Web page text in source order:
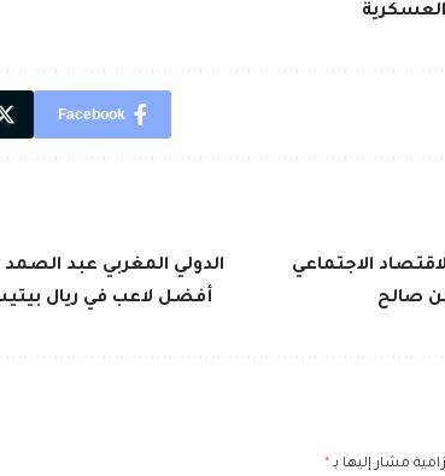
Facebook
الاجتماعي
صالح
الدولي المغربي عبد الصمد
أفضل لاعب في ريال
مشار إليها بـ *